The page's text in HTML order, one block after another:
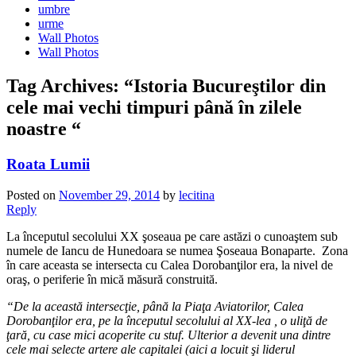
umbre
urme
Wall Photos
Wall Photos
Tag Archives: “Istoria Bucureştilor din
cele mai vechi timpuri până în zilele
noastre “
Roata Lumii
Posted on November 29, 2014 by lecitina
Reply
La începutul secolului XX şoseaua pe care astăzi o cunoaştem sub
numele de Iancu de Hunedoara se numea Şoseaua Bonaparte. Zona
în care aceasta se intersecta cu Calea Dorobanţilor era, la nivel de
oraş, o periferie în mică măsură construită.
“De la această intersecţie, până la Piaţa Aviatorilor, Calea
Dorobanţilor era, pe la începutul secolului al XX-lea , o uliţă de
ţară, cu case mici acoperite cu stuf. Ulterior a devenit una dintre
cele mai selecte artere ale capitalei (aici a locuit şi liderul